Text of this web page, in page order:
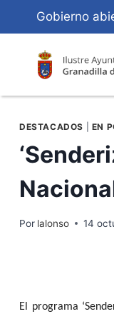
Contenido
Gobierno
DESTACADOS EN
Por lalonso 14
El programa ‘